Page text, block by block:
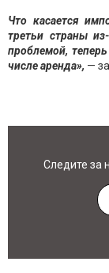
Что касается
третьи страны
проблемой,
числе аренда», —
Следите за